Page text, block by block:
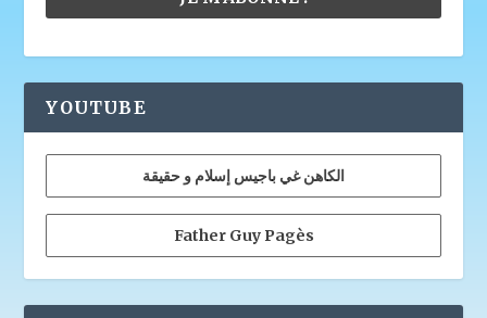
YOUTUBE
الكاهن غي باجيس إسلام و حقيقة
Father Guy Pagès